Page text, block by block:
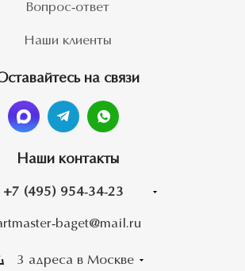
Вопрос-ответ
Наши клиенты
на связи
Наши контакты
+7 (495) 954-34-23
baget@mail.ru
3 адреса в Москве